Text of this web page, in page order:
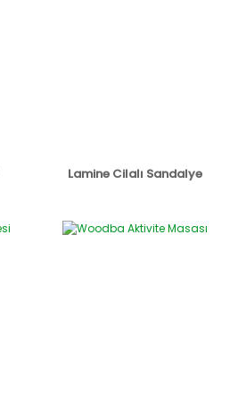
Lamine Cilalı Sandalye